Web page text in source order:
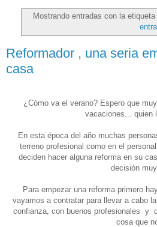
Mostrando entradas con la etiqueta
Reformador , una seria
casa
¿Cómo va el verano? Espero que
vacaciones... quien
En esta época del año muchas
terreno profesional como en el
deciden hacer alguna reforma en su
decisión
Para empezar una reforma primero
vayamos a contratar para llevar a cabo
confianza, con buenos profesionales y
cosa que